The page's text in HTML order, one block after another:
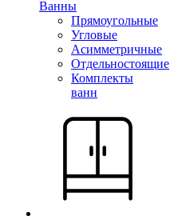
Ванны
Прямоугольные
Угловые
Асимметричные
Отдельностоящие
Комплекты
ванн